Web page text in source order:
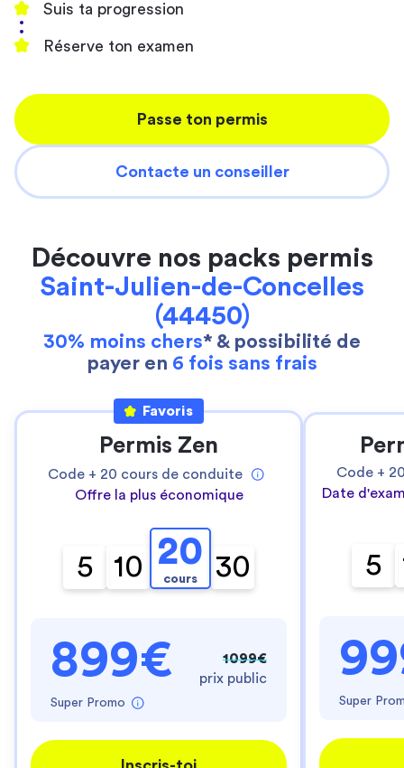
Suis ta progression
Réserve ton examen
Passe ton permis
Contacte un conseiller
Découvre nos packs permis
Saint-Julien-de-Concelles
(44450)
30% moins chers* & possibilité de
payer en 6 fois sans frais
Favoris
Permis Zen
Code + 20 cours de conduite
Offre la plus économique
5 10 20
cours 30
899€
Super Promo
1099€
prix public
Code +
Date
5
Super